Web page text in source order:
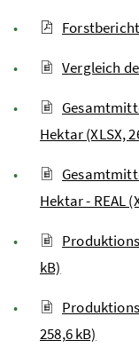
Forstbericht
Vergleich
Hektar (XLSX,
Hektar - REAL
kB)
258,6 kB)